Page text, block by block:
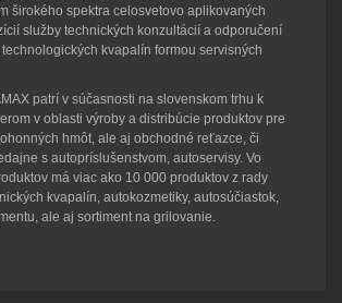
širokého spektra celosvetovo aplikovaných
služby technických konzultácií a odporučení
kvapalín formou servisných
patrí v súčasnosti na slovenskom trhu k
v oblasti výroby a distribúcie produktov pre
hmôt, ale aj obchodné reťazce, či
s autopríslušenstvom, autoservisy. Vo
má viac ako 10 000 produktov z rady
kvapalín, autokozmetiky, autosúčiastok,
ale aj sortiment na grilovanie.